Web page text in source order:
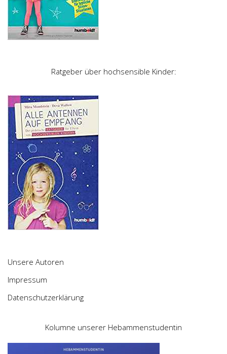
Ratgeber über hochsensible Kinder:
Unsere Autoren
Impressum
Datenschutzerklärung
Kolumne unserer Hebammenstudentin